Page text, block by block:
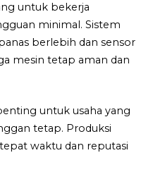
untuk bekerja
minimal. Sistem
berlebih dan sensor
mesin tetap aman dan
untuk usaha yang
tetap. Produksi
waktu dan reputasi